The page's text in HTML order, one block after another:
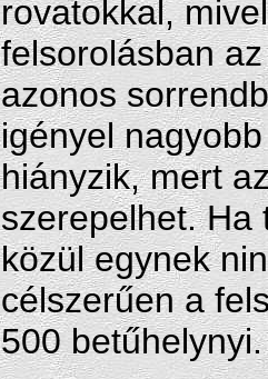
rovatokkal,
felsorolásban
azonos
igényel
hiányzik, mert
szerepelhet. Ha
közül egynek
célszerűen a
500 betűhelynyi.